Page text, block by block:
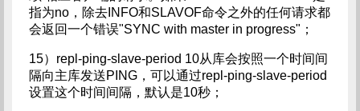
指为no，除去INFO和SLAVOF命令之外的任何请求都
会返回一个错误"SYNC with master in progress"；
15）repl-ping-slave-period 10从库会按照一个时间间
隔向主库发送PING，可以通过repl-ping-slave-period
设置这个时间间隔，默认是10秒；